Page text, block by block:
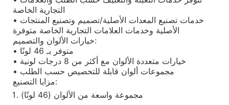
التجارية الخاصة
• خدمات تصنيع المعدات الأصلية/تصميم وتصنيع المنتجات
الأصلية وخدمات العلامات التجارية الخاصة متوفرة
خيارات الألوان والتصميم:
• متوفر بـ 46 لونًا
• خيارات متعددة الألوان مع أكثر من 8 درجات لونية
• مجموعات ألوان قابلة للتخصيص حسب الطلب
مزايا التصنيع:
مجموعة واسعة من الألوان (46 لونًا)